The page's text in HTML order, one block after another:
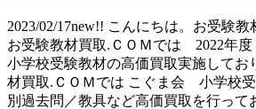
2023/02/17new!! こんにちは。お受験
お受験教材買取.ＣＯＭでは 2022年
小学校受験教材の高価買取実施して
材買取.ＣＯＭでは こぐま会 小学校
別過去問／教具など高価買取を行って